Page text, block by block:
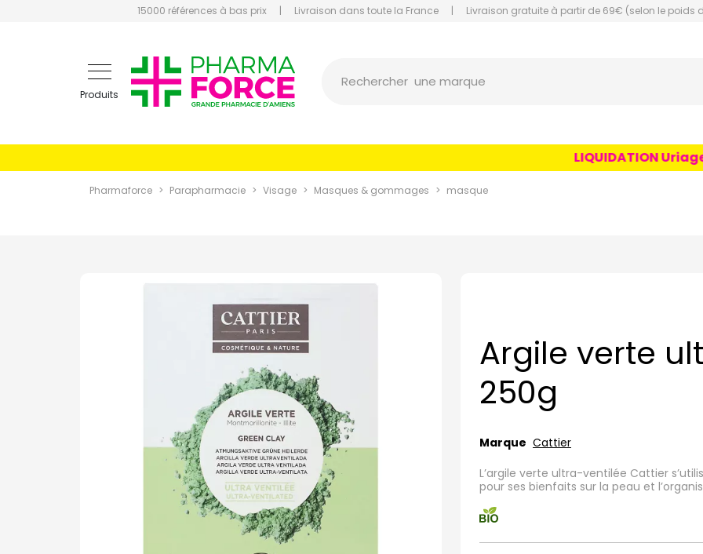
15000 références à bas prix | Livraison dans toute la France | Livraison gratuite à partir de 69€ (selon le poids
Produits
Rechercher
une marque
LIQUIDATION Uriage
Pharmaforce Parapharmacie Visage Masques & gommages masque
Argile verte
250g
Marque Cattier
L’argile verte ultra-ventilée Cattier
pour ses bienfaits sur la peau et